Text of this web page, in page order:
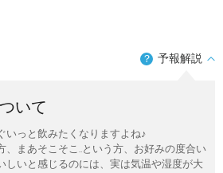
？ 予報解説
いて
いっと飲みたくなりますよね♪
、まあそこそこ…という方、お好みの度合い
しいと感じるのには、実は気温や湿度が大